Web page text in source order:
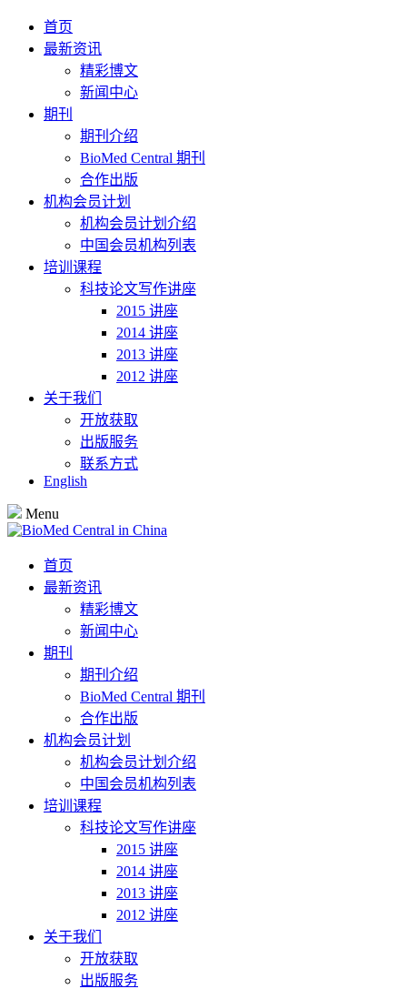
首页
最新资讯
精彩博文
新闻中心
期刊
期刊介绍
BioMed Central 期刊
合作出版
机构会员计划
机构会员计划介绍
中国会员机构列表
培训课程
科技论文写作讲座
2015 讲座
2014 讲座
2013 讲座
2012 讲座
关于我们
开放获取
出版服务
联系方式
English
Menu
首页
最新资讯
精彩博文
新闻中心
期刊
期刊介绍
BioMed Central 期刊
合作出版
机构会员计划
机构会员计划介绍
中国会员机构列表
培训课程
科技论文写作讲座
2015 讲座
2014 讲座
2013 讲座
2012 讲座
关于我们
开放获取
出版服务